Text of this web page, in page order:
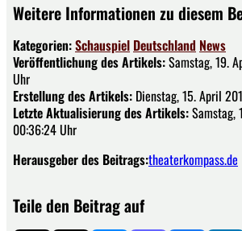
Weitere Informationen zu diesem
Kategorien:Schauspiel Deutschland News
Veröffentlichung des Artikels:Samstag, 19.
Uhr
Erstellung des Artikels: Dienstag, 15. April
Letzte Aktualisierung des Artikels:Samstag,
00:36:24 Uhr
Herausgeber des Beitrags:theaterkompass.de
Teile den Beitrag auf